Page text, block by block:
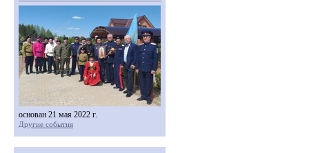
основан 21 мая 2022 г.
Другие события